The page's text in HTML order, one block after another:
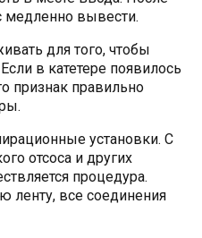
медленно вывести.
для того, чтобы
в катетере появилось
признак правильно
установки. С
отсоса и других
процедура.
ленту, все соединения